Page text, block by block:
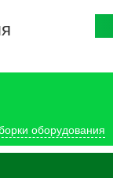
оборудования